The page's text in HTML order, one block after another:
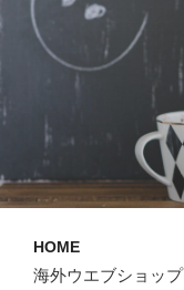
HOME
海外ウエブショッ